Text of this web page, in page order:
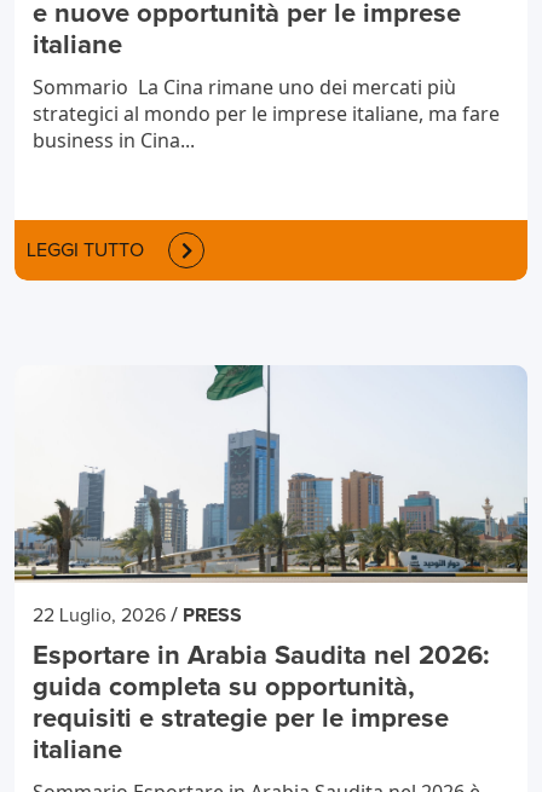
e nuove opportunità per le imprese
italiane
Sommario La Cina rimane uno dei mercati più
strategici al mondo per le imprese italiane, ma fare
business in Cina...
LEGGI TUTTO
22 Luglio, 2026 / PRESS
Esportare in Arabia Saudita nel 2026:
guida completa su opportunità,
requisiti e strategie per le imprese
italiane